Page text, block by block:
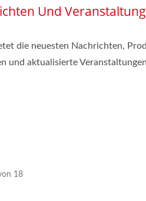
Und
die neuesten Nachrichten,
und aktualisierte
18